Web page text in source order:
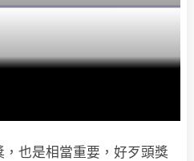
也是相當重要，好歹頭獎